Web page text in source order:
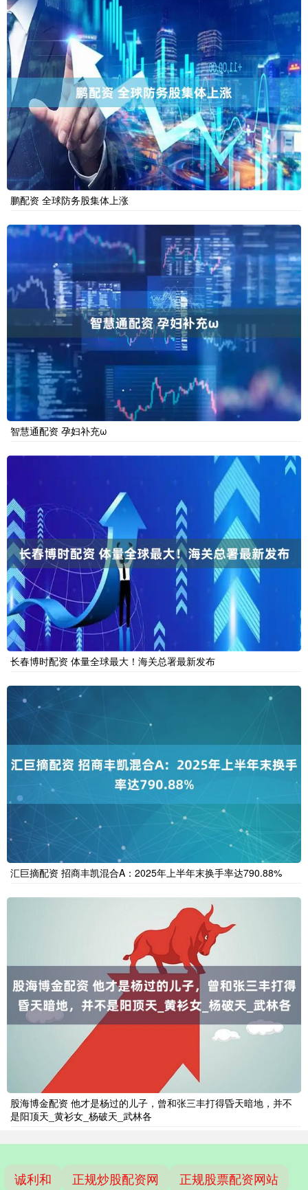
鹏配资 全球防务股集体上涨
智慧通配资 孕妇补充ω
长春博时配资 体量全球最大！海关总署最新发布
汇巨摘配资 招商丰凯混合A：2025年上半年末换手率达790.88%
股海博金配资 他才是杨过的儿子，曾和张三丰打得昏天暗地，并不
是阳顶天_黄衫女_杨破天_武林各
诚利和 正规炒股配资网 正规股票配资网站